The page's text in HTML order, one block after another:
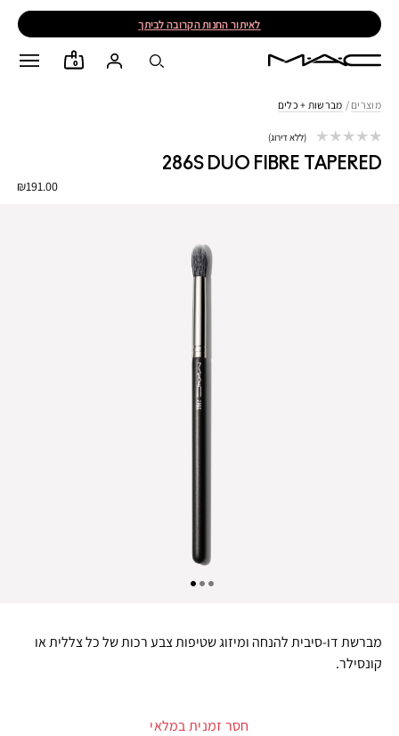
לאיתור החנות הקרובה לביתך
0
מוצרים / מברשות + כלים
286S DUO FIBRE TAPERED
₪191.00
ללא דירוג
מברשת דו-סיבית להנחה ומיזוג שטיפות צבע רכות של כל צללית או
קונסילר.
חסר זמנית במלאי